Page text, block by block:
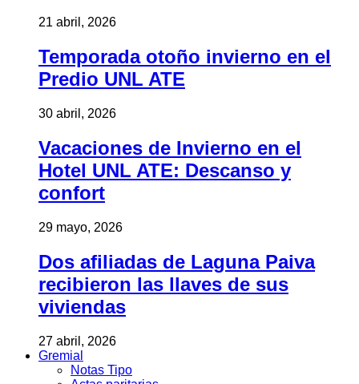
21 abril, 2026
Temporada otoño invierno en el
Predio UNL ATE
30 abril, 2026
Vacaciones de Invierno en el
Hotel UNL ATE: Descanso y
confort
29 mayo, 2026
Dos afiliadas de Laguna Paiva
recibieron las llaves de sus
viviendas
27 abril, 2026
Gremial
Notas Tipo